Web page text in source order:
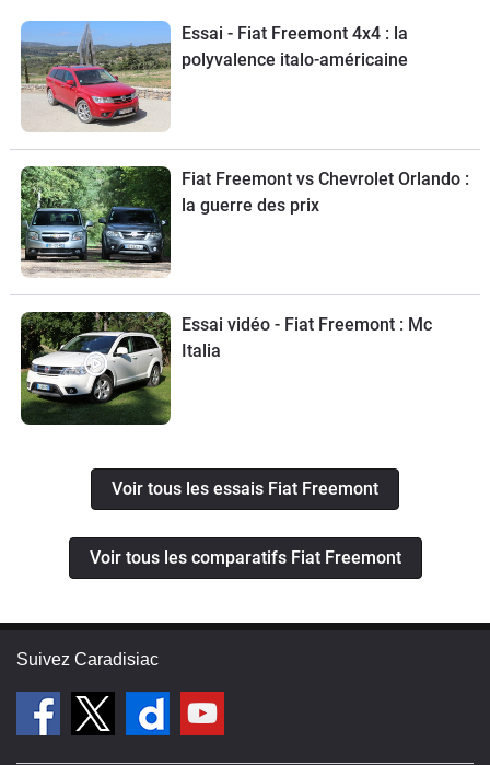
Essai - Fiat Freemont 4x4 : la
polyvalence italo-américaine
Fiat Freemont vs Chevrolet Orlando :
la guerre des prix
Essai vidéo - Fiat Freemont : Mc
Italia
Voir tous les essais Fiat Freemont
Voir tous les comparatifs Fiat Freemont
Suivez Caradisiac